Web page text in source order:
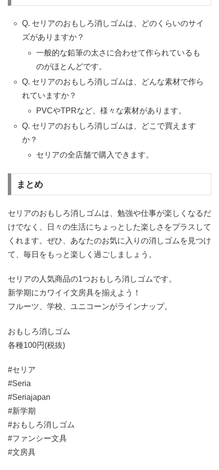
Q. セリアのおもしろ消しゴムは、どのくらいのサイ
ズがありますか？
一般的な鉛筆の太さに合わせて作られているも
のがほとんどです。
Q. セリアのおもしろ消しゴムは、どんな素材で作ら
れていますか？
PVCやTPRなど、様々な素材があります。
Q. セリアのおもしろ消しゴムは、どこで買えます
か？
セリアの全店舗で購入できます。
まとめ
セリアのおもしろ消しゴムは、勉強や仕事が楽しくなるだ
けでなく、日々の生活にちょっとした楽しさをプラスして
くれます。ぜひ、あなたのお気に入りの消しゴムを見つけ
て、毎日をもっと楽しく過ごしましょう。
セリアの人気商品の1つおもしろ消しゴムです。
新学期にカワイイ文房具を揃えよう！
フルーツ、学校、ユニコーンがラインナップ。
おもしろ消しゴム
各種100円(税抜)
#セリア
#Seria
#Seriajapan
#新学期
#おもしろ消しゴム
#ファンシー文具
#文房具